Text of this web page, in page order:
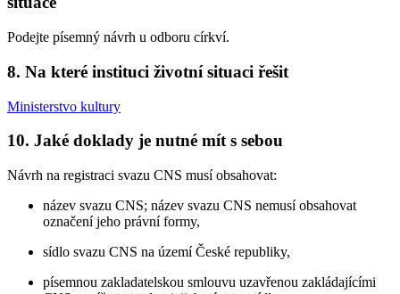
Podejte písemný návrh u odboru církví.
8. Na které instituci životní situaci řešit
Ministerstvo kultury
10. Jaké doklady je nutné mít s sebou
Návrh na registraci svazu CNS musí obsahovat:
název svazu CNS; název svazu CNS nemusí obsahovat
označení jeho právní formy,
sídlo svazu CNS na území České republiky,
písemnou zakladatelskou smlouvu uzavřenou zakládajícími